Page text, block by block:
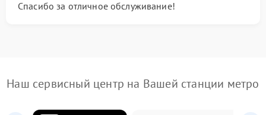
Спасибо за отличное обслуживание!
Наш сервисный центр на Вашей станции метро